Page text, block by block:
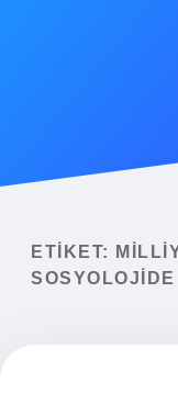
Yasal Uyarı
ETIKET:
SOSYOLOJIDE